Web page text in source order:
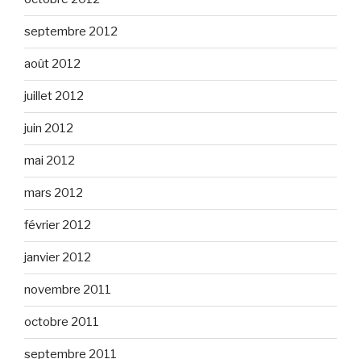
septembre 2012
août 2012
juillet 2012
juin 2012
mai 2012
mars 2012
février 2012
janvier 2012
novembre 2011
octobre 2011
septembre 2011